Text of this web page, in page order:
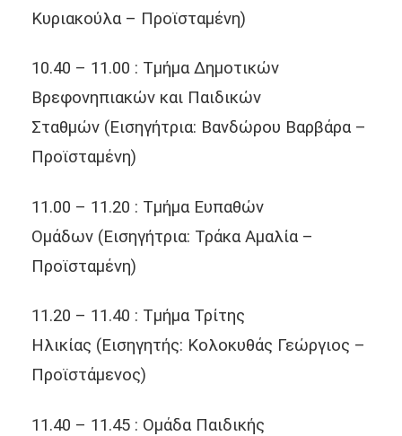
Κυριακούλα – Προϊσταμένη)
10.40 – 11.00 : Τμήμα Δημοτικών
Βρεφονηπιακών και Παιδικών
Σταθμών (Εισηγήτρια: Βανδώρου Βαρβάρα –
Προϊσταμένη)
11.00 – 11.20 : Τμήμα Ευπαθών
Ομάδων (Εισηγήτρια: Τράκα Αμαλία –
Προϊσταμένη)
11.20 – 11.40 : Τμήμα Τρίτης
Ηλικίας (Εισηγητής: Κολοκυθάς Γεώργιος –
Προϊστάμενος)
11.40 – 11.45 : Ομάδα Παιδικής